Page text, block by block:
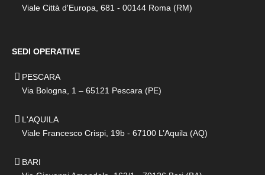
Viale Città d'Europa, 681 - 00144 Roma (RM)
SEDI OPERATIVE
PESCARA
Via Bologna, 1 – 65121 Pescara (PE)
L'AQUILA
Viale Francesco Crispi, 19b - 67100 L’Aquila (AQ)
BARI